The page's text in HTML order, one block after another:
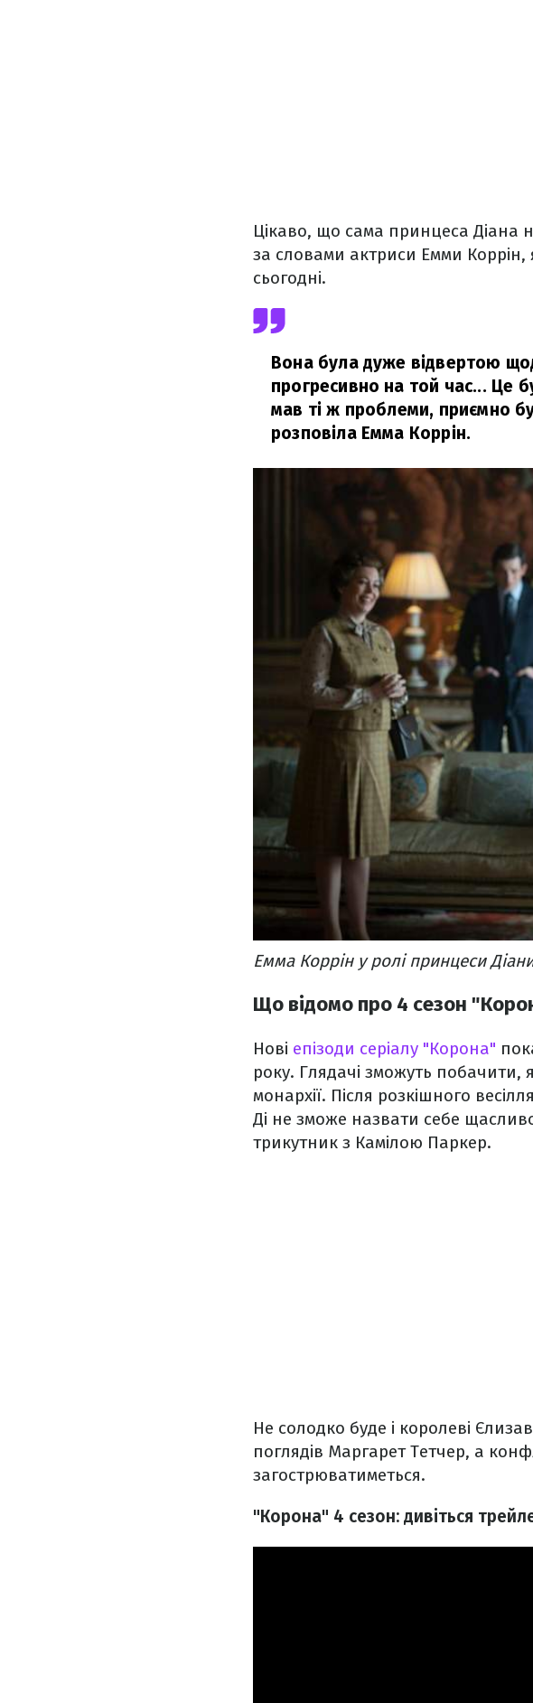
Цікаво, що сама принцеса Діана
за словами актриси Емми Коррін,
сьогодні.
Вона була дуже відвертою
прогресивно на той час... Це
мав ті ж проблеми, приємно
розповіла Емма Коррін.
Емма Коррін у ролі принцеси
Що відомо про 4 сезон
Нові епізоди серіалу "Корона"
року. Глядачі зможуть побачити,
монархії. Після розкішного
Ді не зможе назвати себе
трикутник з Камілою Паркер.
Не солодко буде і королеві
поглядів Маргарет Тетчер, а
загострюватиметься.
"Корона" 4 сезон: дивіться